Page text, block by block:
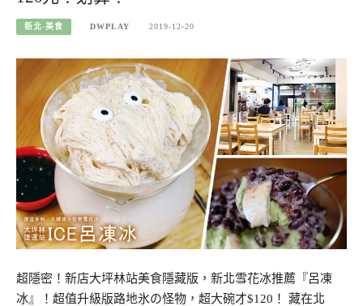
新北-美食 DWPLAY 2019-12-20
超隱密！新店大坪林站美食隱藏版，新北雪花冰推薦『呂凍
冰』！超值升級版路地氷の怪物，超大碗才$120！ 藏在北